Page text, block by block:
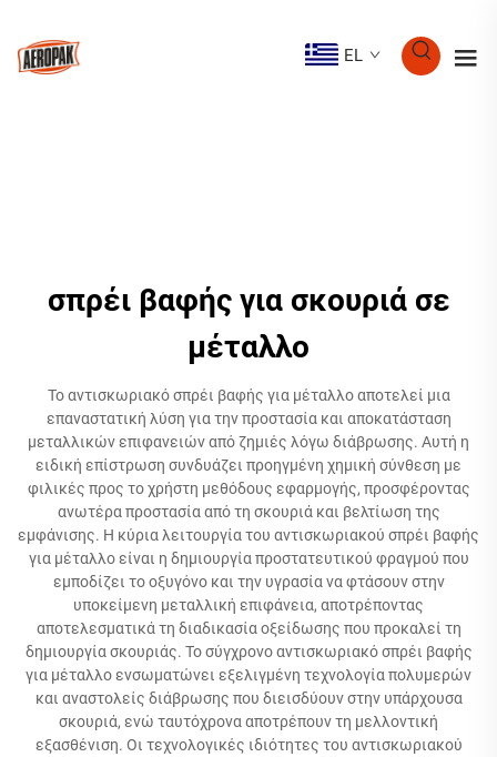
EL
σπρέι βαφής για σκουριά σε
μέταλλο
Το αντισκωριακό σπρέι βαφής για μέταλλο αποτελεί μια
επαναστατική λύση για την προστασία και αποκατάσταση
μεταλλικών επιφανειών από ζημιές λόγω διάβρωσης. Αυτή η
ειδική επίστρωση συνδυάζει προηγμένη χημική σύνθεση με
φιλικές προς το χρήστη μεθόδους εφαρμογής, προσφέροντας
ανωτέρα προστασία από τη σκουριά και βελτίωση της
εμφάνισης. Η κύρια λειτουργία του αντισκωριακού σπρέι βαφής
για μέταλλο είναι η δημιουργία προστατευτικού φραγμού που
εμποδίζει το οξυγόνο και την υγρασία να φτάσουν στην
υποκείμενη μεταλλική επιφάνεια, αποτρέποντας
αποτελεσματικά τη διαδικασία οξείδωσης που προκαλεί τη
δημιουργία σκουριάς. Το σύγχρονο αντισκωριακό σπρέι βαφής
για μέταλλο ενσωματώνει εξελιγμένη τεχνολογία πολυμερών
και αναστολείς διάβρωσης που διεισδύουν στην υπάρχουσα
σκουριά, ενώ ταυτόχρονα αποτρέπουν τη μελλοντική
εξασθένιση. Οι τεχνολογικές ιδιότητες του αντισκωριακού